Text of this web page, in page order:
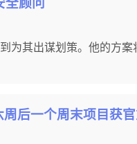
为其出谋划策。他的方
后一个周末项目获